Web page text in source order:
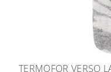
TERMOFOR VERSO